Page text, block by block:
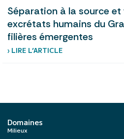
Séparation à la source
excrétats humains du
filières émergentes
› LIRE L’ARTICLE
Domaines
Milieux